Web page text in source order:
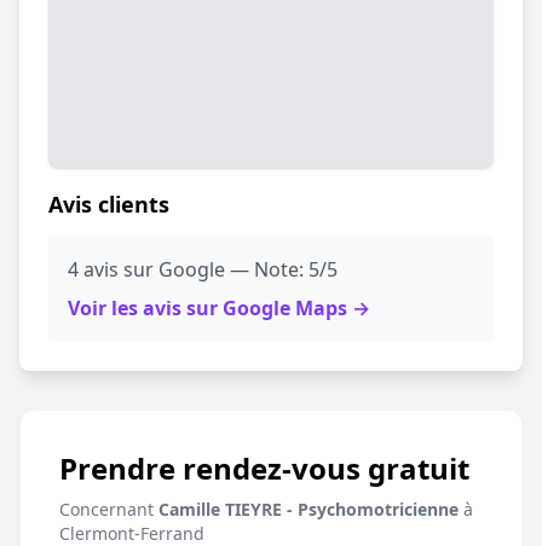
Avis clients
4 avis sur Google — Note: 5/5
Voir les avis sur Google Maps →
Prendre rendez-vous gratuit
Concernant Camille TIEYRE - Psychomotricienne à
Clermont-Ferrand